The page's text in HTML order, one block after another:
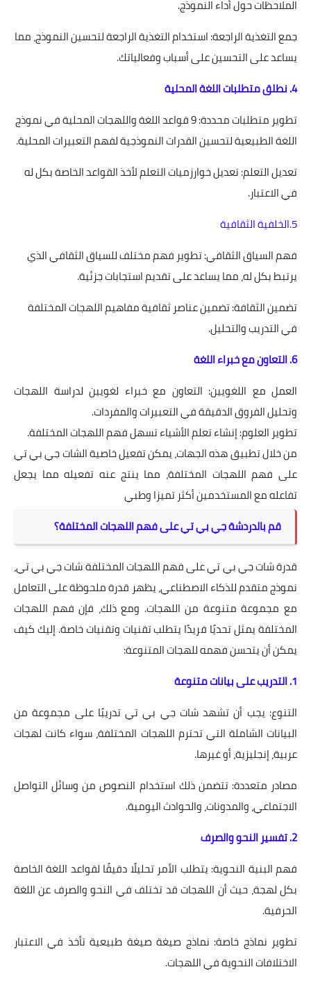
الملاحظات حول أداء النموذج.
جمع التغذية الراجعة: استخدام التغذية الراجعة لتحسين النموذج، مما
يساعد على التحسين على أسباب وفعالياتك.
4. نطلق متطلبات اللغة المحلية
تطوير متطلبات محددة: 9 قواعد اللغة واللهجات المحلية في نموذج
اللغة الطبيعية لتحسين القدرات النموذجية لفهم التعبيرات المحلية.
تعديل التعلم: تعديل خوارزميات التعلم لأخذ القواعد الخاصة بكل له
في الاعتبار.
5.الخلفية الثقافية
فهم السياق الثقافي: تطوير فهم مختلف للسياق الثقافي الذي
يرتبط بكل له، مما يساعد على تقديم استجابات جزئية.
تضمين الثقافة: تضمين عناصر ثقافية مفاهيم اللهجات المختلفة
في التدريب والتحليل.
6. التعاون مع خبراء اللغة
العمل مع اللغويين: التعاون مع خبراء لغويين لدراسة اللهجات
وتحليل الفروق الدقيقة في التعبيرات والمفردات.
تطوير العلوم: إنشاء تعلم الأشياء تسهل فهم اللهجات المختلفة.
من خلال تطبيق هذه الجهات، يمكن تفعيل خاصية الشات جي بي تي
على فهم اللهجات المختلفة، مما ينتج عنه تفعيله مما يجعل
تفاعله مع المستخدمين أكثر تميزا وطبي
قم بالدردشة جي بي تي على فهم اللهجات المختلفة؟
قدرة شات جي بي تي على فهم اللهجات المختلفة شات جي بي تي،
نموذج متقدم للذكاء الاصطناعي، يظهر قدرة ملحوظة على التعامل
مع مجموعة متنوعة من اللهجات. ومع ذلك، فإن فهم اللهجات
المختلفة يمثل تحديًا فريدًا يتطلب تقنيات وتقنيات خاصة. إليك كيف
يمكن أن يتحسن فهمه للهجات المتنوعة:
1. التدريب على بيانات متنوعة
التنوع: يجب أن تشهد شات جي بي تي تدريبًا على مجموعة من
البيانات الشاملة التي تحترم اللهجات المختلفة، سواء كانت لهجات
عربية، إنجليزية، أو غيرها.
مصادر متعددة: تتضمن ذلك استخدام النصوص من وسائل التواصل
الاجتماعي، والمدونات، والحوادث اليومية.
2. تفسير النحو والصرف
فهم البنية النحوية: يتطلب الأمر تحليلًا دقيقًا لقواعد اللغة الخاصة
بكل لهجة، حيث أن اللهجات قد تختلف في النحو والصرف عن اللغة
الحرفية.
تطوير نماذج خاصة: نماذج صيغة صيغة طبيعية تأخذ في الاعتبار
الاختلافات النحوية في اللهجات.